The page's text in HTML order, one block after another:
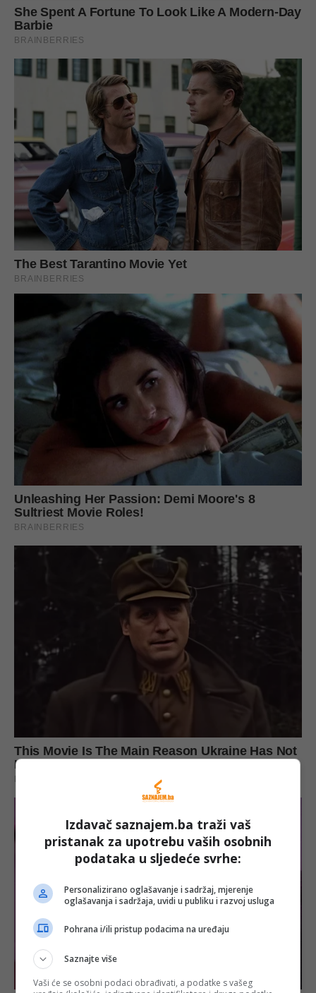
Izdavač saznajem.ba traži vaš
pristanak za upotrebu vaših osobnih
podataka u sljedeće svrhe:
Personalizirano oglašavanje i sadržaj, mjerenje
oglašavanja i sadržaja, uvidi u publiku i razvoj usluga
Pohrana i/ili pristup podacima na uređaju
Saznajte više
Vaši će se osobni podaci obrađivati, a podatke s vašeg